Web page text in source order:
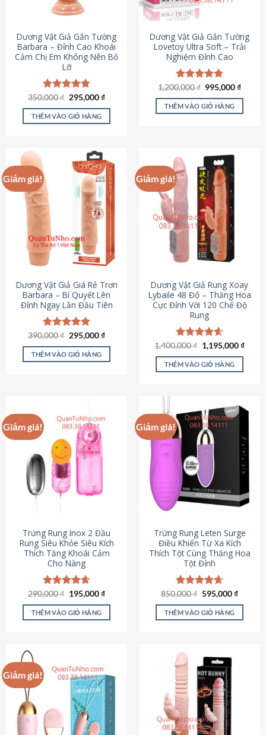
Dương Vật Giả Gắn Tường
Barbara – Đỉnh Cao Khoái
Cảm Chị Em Không Nên Bỏ
Lỡ
Được xếp
hạng4.79
5 sao
350,000₫ Giá
là:
350,000 ₫.
295,000₫Giá
tại
THÊM VÀO GIỎ HÀNG
Dương Vật Giả Gắn Tường
Lovetoy Ultra Soft – Trải
Nghiệm Đỉnh Cao
Được xếp
hạng4.82
5 sao
1,200,000₫ Giá
là:
1,200,000 ₫.
995,000₫Giá
tại
THÊM VÀO GIỎ HÀNG
Giảm giá!
Dương Vật Giả Giá Rẻ Trơn
Barbara – Bí Quyết Lên
Đỉnh Ngay Lần Đầu Tiên
Được xếp
hạng4.90
5 sao
390,000₫ Giá
là:
390,000 ₫.
295,000₫Giá
tại
THÊM VÀO GIỎ HÀNG
Giảm giá!
Dương Vật Giả Rung Xoay
Lybaile 48 Độ – Thăng Hoa
Cực Đỉnh Với 120 Chế Độ
Rung
Được xếp
hạng4.62
5 sao
1,400,000₫ Giá
gốc
là:
1,400,000 ₫.
1,195,000₫Giá
THÊM VÀO GIỎ HÀNG
Giảm giá!
Trứng Rung Inox 2 Đầu
Rung Siêu Khỏe Siêu Kích
Thích Tăng Khoái Cảm
Cho Nàng
Được xếp
hạng4.64
5 sao
290,000₫ Giá
là:
290,000 ₫.
195,000₫Giá
tại
THÊM VÀO GIỎ HÀNG
Giảm giá!
Trứng Rung Leten Surge
Điều Khiển Từ Xa Kích
Thích Tột Cùng Thăng Hoa
Tột Đỉnh
Được xếp
hạng4.69
5 sao
850,000₫ Giá
là:
850,000 ₫.
595,000₫Giá
tại
THÊM VÀO GIỎ HÀNG
Giảm giá!